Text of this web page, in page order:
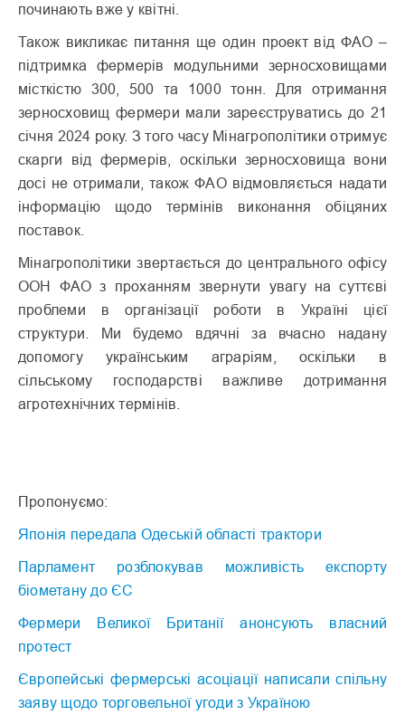
починають вже у квітні.
Також викликає питання ще один проект від ФАО –
підтримка фермерів модульними зерносховищами
місткістю 300, 500 та 1000 тонн. Для отримання
зерносховищ фермери мали зареєструватись до 21
січня 2024 року. З того часу Мінагрополітики отримує
скарги від фермерів, оскільки зерносховища вони
досі не отримали, також ФАО відмовляється надати
інформацію щодо термінів виконання обіцяних
поставок.
Мінагрополітики звертається до центрального офісу
ООН ФАО з проханням звернути увагу на суттєві
проблеми в організації роботи в Україні цієї
структури. Ми будемо вдячні за вчасно надану
допомогу українським аграріям, оскільки в
сільському господарстві важливе дотримання
агротехнічних термінів.
Пропонуємо:
Японія передала Одеській області трактори
Парламент розблокував можливість експорту
біометану до ЄС
Фермери Великої Британії анонсують власний
протест
Європейські фермерські асоціації написали спільну
заяву щодо торговельної угоди з Україною